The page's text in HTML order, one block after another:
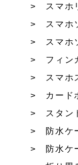
スマホ
スマホ
スマホ
フィン
スマホ
カード
スタン
防水ケ
防水ケ